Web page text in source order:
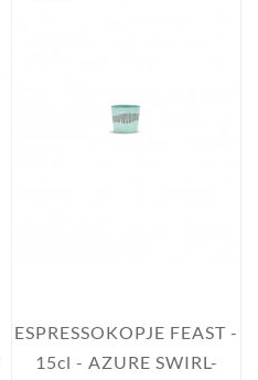
ESPRESSOKOPJE FEAST -
15cl - AZURE SWIRL-